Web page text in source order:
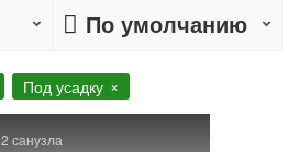
По умолчанию
Под усадку
2 санузла